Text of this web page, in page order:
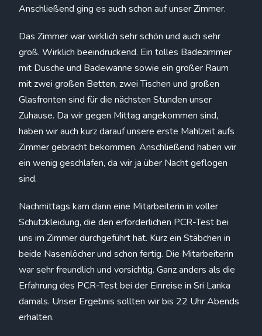
Anschließend ging es auch schon auf unser Zimmer.
Das Zimmer war wirklich sehr schön und auch sehr
groß. Wirklich beeindruckend. Ein tolles Badezimmer
mit Dusche und Badewanne sowie ein großer Raum
mit zwei großen Betten, zwei Tischen und großen
Glasfronten sind für die nächsten Stunden unser
Zuhause. Da wir gegen Mittag angekommen sind,
haben wir auch kurz darauf unsere erste Mahlzeit aufs
Zimmer gebracht bekommen. Anschließend haben wir
ein wenig geschlafen, da wir ja über Nacht geflogen
sind.
Nachmittags kam dann eine Mitarbeiterin in voller
Schutzkleidung, die den erforderlichen PCR-Test bei
uns im Zimmer durchgeführt hat. Kurz ein Stäbchen in
beide Nasenlöcher und schon fertig. Die Mitarbeiterin
war sehr freundlich und vorsichtig. Ganz anders als die
Erfahrung des PCR-Test bei der Einreise in Sri Lanka
damals. Unser Ergebnis sollten wir bis 22 Uhr Abends
erhalten.